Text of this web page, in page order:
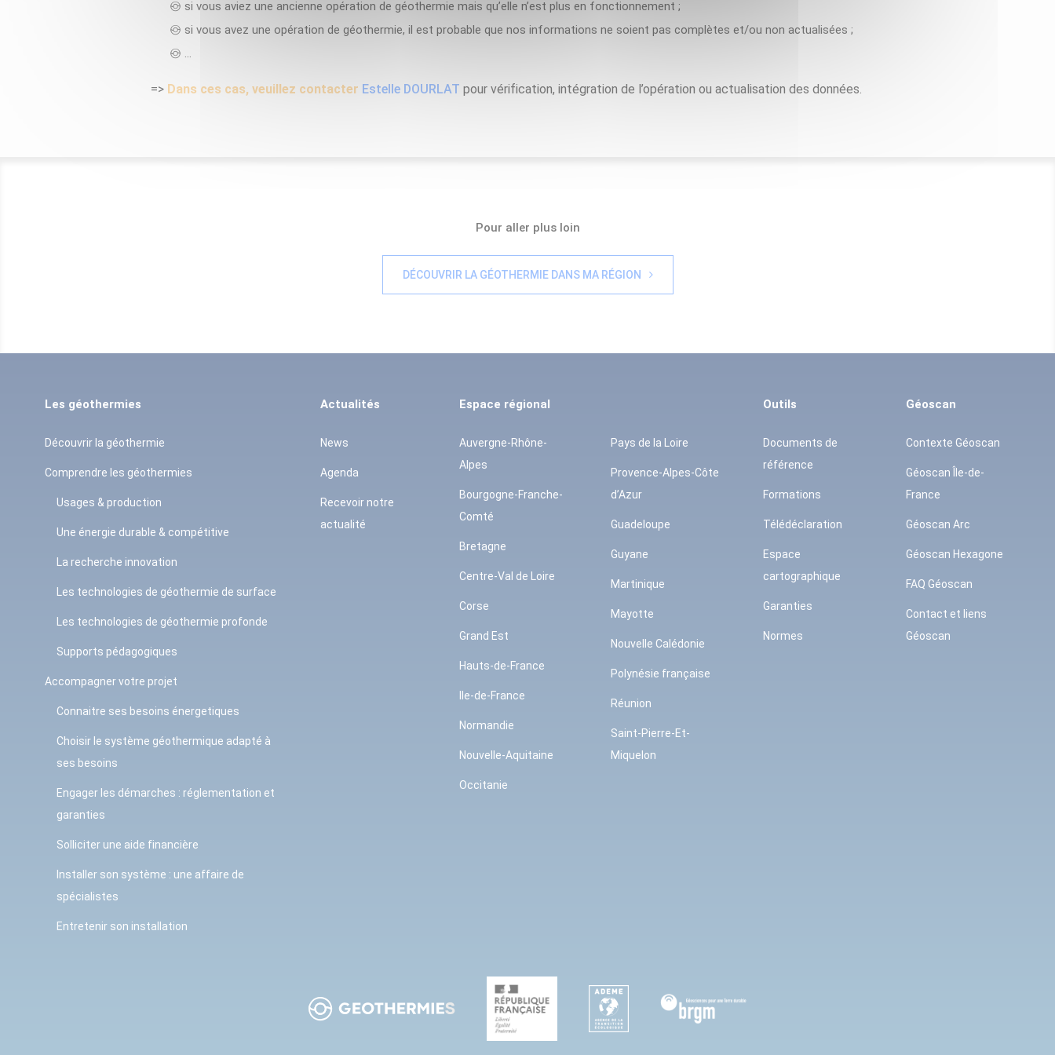
si vous aviez une ancienne opération de géothermie mais qu’elle n’est plus en fonctionnement ;
si vous avez une opération de géothermie, il est probable que nos informations ne soient pas complètes et/ou non actualisées ;
…
=> Dans ces cas, veuillez contacter Estelle DOURLAT pour vérification, intégration de l’opération ou actualisation des données.
Pour aller plus loin
DÉCOUVRIR LA GÉOTHERMIE DANS MA RÉGION
Les géothermies
Découvrir la géothermie
Comprendre les géothermies
Usages & production
Une énergie durable & compétitive
La recherche innovation
Les technologies de géothermie de surface
Les technologies de géothermie profonde
Supports pédagogiques
Accompagner votre projet
Connaitre ses besoins énergetiques
Choisir le système géothermique adapté à
ses besoins
Engager les démarches : réglementation et
garanties
Solliciter une aide financière
Installer son système : une affaire de
spécialistes
Entretenir son installation
Actualités
News
Agenda
Recevoir notre
actualité
Espace régional
Auvergne-Rhône-
Alpes
Bourgogne-Franche-
Comté
Bretagne
Centre-Val de Loire
Corse
Grand Est
Hauts-de-France
Ile-de-France
Normandie
Nouvelle-Aquitaine
Occitanie
Pays de la Loire
Provence-Alpes-Côte
d’Azur
Guadeloupe
Guyane
Martinique
Mayotte
Nouvelle Calédonie
Polynésie française
Réunion
Saint-Pierre-Et-
Miquelon
Outils
Documents de
référence
Formations
Télédéclaration
Espace
cartographique
Garanties
Normes
Géoscan
Contexte Géoscan
Géoscan Île-de-
France
Géoscan Arc
Géoscan Hexagone
FAQ Géoscan
Contact et liens
Géoscan